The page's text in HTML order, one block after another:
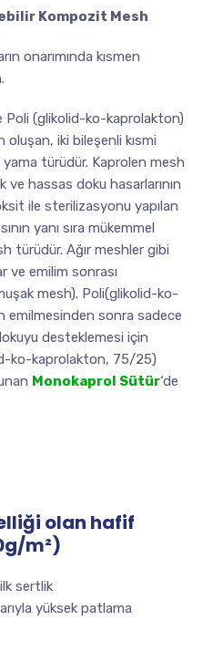
Kompozit Mesh
onarımında kısmen
Poli (glikolid-ko-kaprolakton)
iki bileşenli kısmi
türüdür. Kaprolen mesh
ve hassas doku hasarlarının
ile sterilizasyonu yapılan
yanı sıra mükemmel
türüdür. Ağır meshler gibi
ve emilim sonrası
mesh). Poli(glikolid-ko-
sonra sadece
desteklemesi için
ko-kaprolakton, 75/25)
Monokaprol Sütür‘de
olan hafif
m²)
sertlik
yüksek patlama